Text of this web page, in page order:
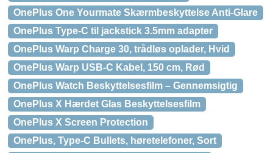
OnePlus One Yourmate Skærmbeskyttelse Anti-Glare
OnePlus Type-C til jackstick 3.5mm adapter
OnePlus Warp Charge 30, trådløs oplader, Hvid
OnePlus Warp USB-C Kabel, 150 cm, Rød
OnePlus Watch Beskyttelsesfilm – Gennemsigtig
OnePlus X Hærdet Glas Beskyttelsesfilm
OnePlus X Screen Protection
OnePlus, Type-C Bullets, høretelefoner, Sort